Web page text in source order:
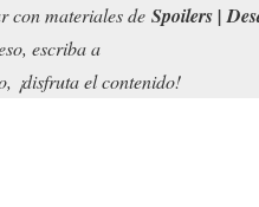
con materiales de Spoilers |
escriba a
¡disfruta el contenido!